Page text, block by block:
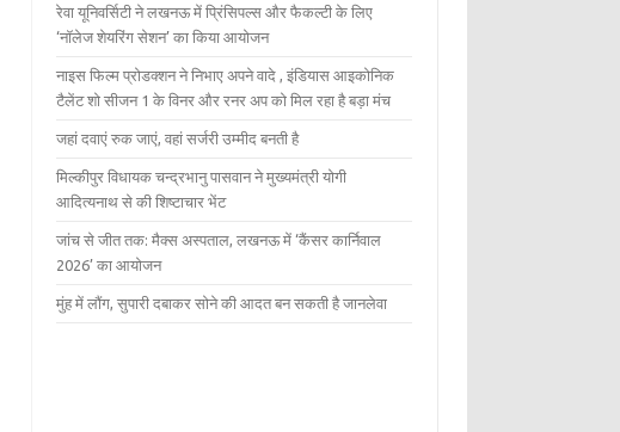
रेवा यूनिवर्सिटी ने लखनऊ में प्रिंसिपल्स और फैकल्टी के लिए
‘नॉलेज शेयरिंग सेशन’ का किया आयोजन
नाइस फिल्म प्रोडक्शन ने निभाए अपने वादे , इंडियास आइकोनिक
टैलेंट शो सीजन 1 के विनर और रनर अप को मिल रहा है बड़ा मंच
जहां दवाएं रुक जाएं, वहां सर्जरी उम्मीद बनती है
मिल्कीपुर विधायक चन्द्रभानु पासवान ने मुख्यमंत्री योगी
आदित्यनाथ से की शिष्टाचार भेंट
जांच से जीत तक: मैक्स अस्पताल, लखनऊ में ‘कैंसर कार्निवाल
2026’ का आयोजन
मुंह में लौंग, सुपारी दबाकर सोने की आदत बन सकती है जानलेवा